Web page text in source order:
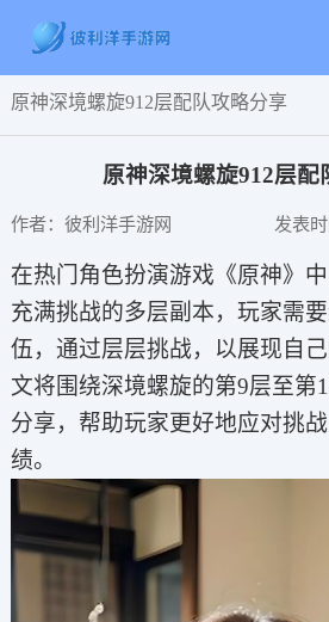
原神深境螺旋912层配队攻略分享
原神深境螺旋912层配
作者：彼利洋手游网 发表
在热门角色扮演游戏《原神》
充满挑战的多层副本，玩家需
伍，通过层层挑战，以展现自
文将围绕深境螺旋的第9层至第
分享，帮助玩家更好地应对挑
绩。